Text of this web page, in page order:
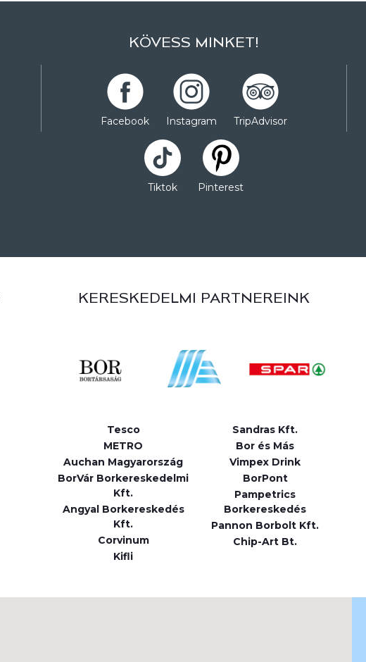
KÖVESS MINKET!
Facebook Instagram TripAdvisor
Tiktok Pinterest
KERESKEDELMI PARTNEREINK
Tesco
METRO
Auchan Magyarország
BorVár Borkereskedelmi
Kft.
Angyal Borkereskedés
Kft.
Corvinum
Kifli
Sandras Kft.
Bor és Más
Vimpex Drink
BorPont
Pampetrics
Borkereskedés
Pannon Borbolt Kft.
Chip-Art Bt.